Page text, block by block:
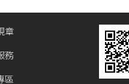
章
務
區